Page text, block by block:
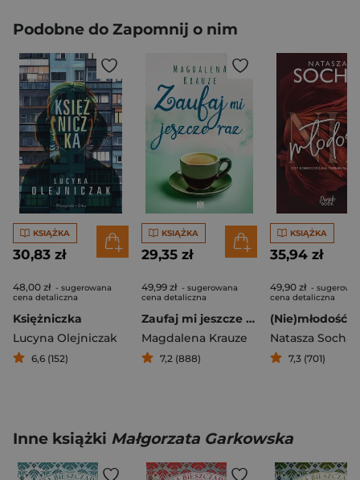
Podobne do Zapomnij o nim
KSIĄŻKA
30,83 zł
48,00 zł - sugerowana
cena detaliczna
Księżniczka
Lucyna Olejniczak
6,6 (152)
KSIĄŻKA
29,35 zł
49,99 zł - sugerowana
cena detaliczna
Zaufaj mi jeszcze raz
Magdalena Krauze
7,2 (888)
KSIĄŻKA
35,94 zł
49,90 zł -
cena detaliczna
Natasza Socha
7,3 (701)
Inne książki Małgorzata Garkowska